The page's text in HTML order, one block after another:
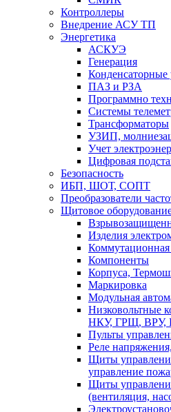
Контроллеры
Внедрение АСУ ТП
Энергетика
АСКУЭ
Генерация
ПАЗ и РЗА
Программно
Системы
Трансформаторы
УЗИП,
Учет
Цифровая
Безопасность
ИБП, ШОТ, СОПТ
Преобразователи
Щитовое
Изделия
Коммутационная
Компоненты
Корпуса,
Маркировка
Модульная
Низковольтные
НКУ, ГРЩ, ВРУ,
Пульты
Реле
Щиты
управление
Щиты
(вентиляция,